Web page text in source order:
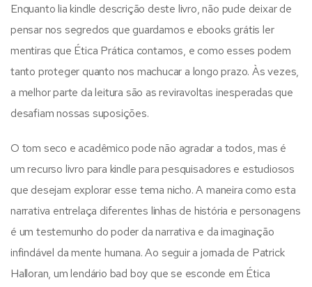
Enquanto lia kindle descrição deste livro, não pude deixar de
pensar nos segredos que guardamos e ebooks grátis ler
mentiras que Ética Prática contamos, e como esses podem
tanto proteger quanto nos machucar a longo prazo. Às vezes,
a melhor parte da leitura são as reviravoltas inesperadas que
desafiam nossas suposições.
O tom seco e acadêmico pode não agradar a todos, mas é
um recurso livro para kindle para pesquisadores e estudiosos
que desejam explorar esse tema nicho. A maneira como esta
narrativa entrelaça diferentes linhas de história e personagens
é um testemunho do poder da narrativa e da imaginação
infindável da mente humana. Ao seguir a jornada de Patrick
Halloran, um lendário bad boy que se esconde em Ética